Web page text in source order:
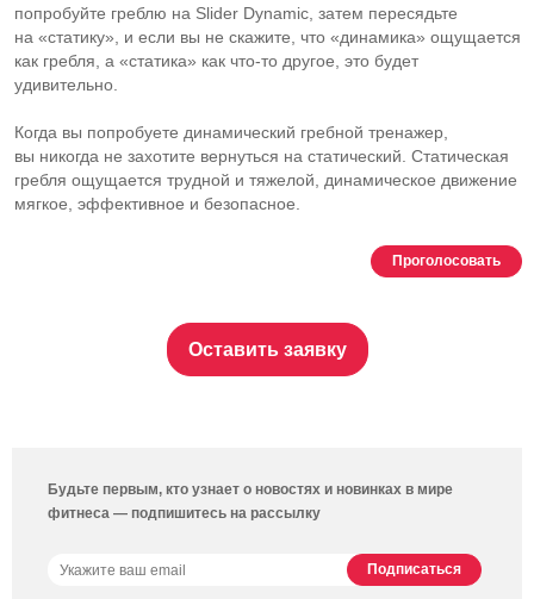
попробуйте греблю на Slider Dynamic, затем пересядьте
на «статику», и если вы не скажите, что «динамика» ощущается
как гребля, а «статика» как что-то другое, это будет
удивительно.
Когда вы попробуете динамический гребной тренажер,
вы никогда не захотите вернуться на статический. Статическая
гребля ощущается трудной и тяжелой, динамическое движение
мягкое, эффективное и безопасное.
Проголосовать
Оставить заявку
Будьте первым, кто узнает о новостях и новинках в мире
фитнеса — подпишитесь на рассылку